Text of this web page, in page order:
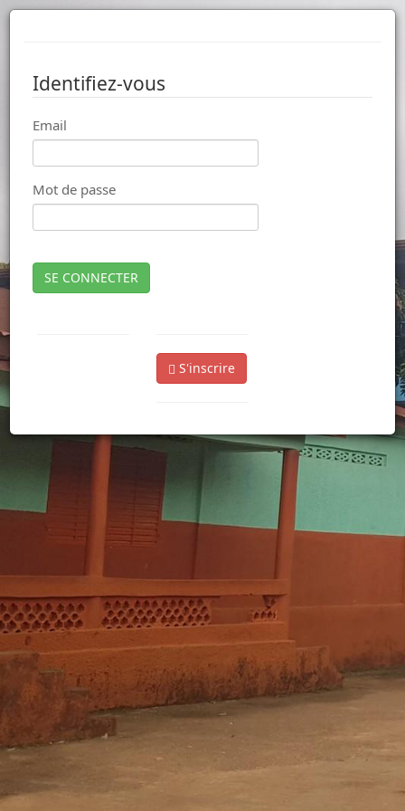
Identifiez-vous
Email
Mot de passe
SE CONNECTER
S'inscrire